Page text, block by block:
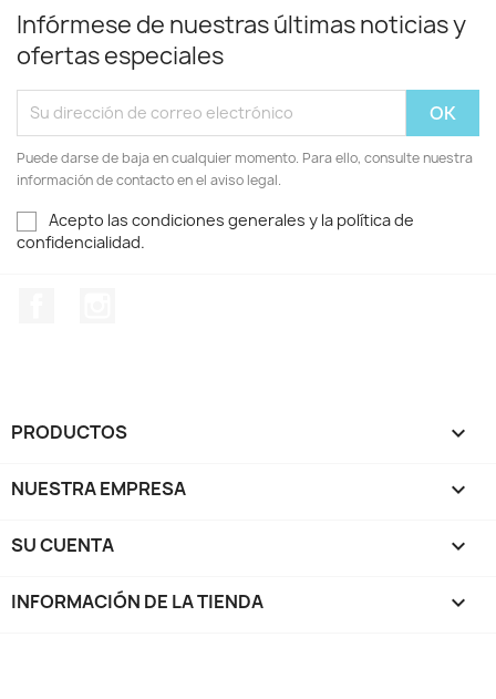
Infórmese de nuestras últimas noticias y
ofertas especiales
Puede darse de baja en cualquier momento. Para ello, consulte nuestra
información de contacto en el aviso legal.
Acepto las condiciones generales y la política de
confidencialidad.
PRODUCTOS 
NUESTRA EMPRESA 
SU CUENTA 
INFORMACIÓN DE LA TIENDA keyboard_arrow_down